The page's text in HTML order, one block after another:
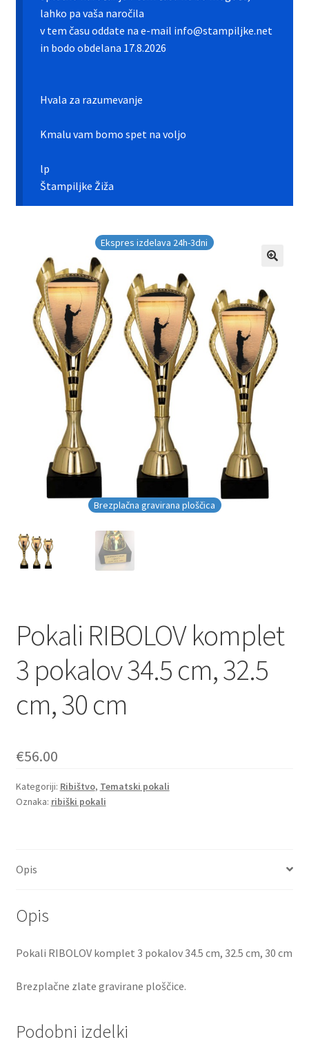
Galerija športnih vstavkov
Moj profil
Pokali.net Kontakt
Zaključek nakupa
lahko pa vaša naročila
v tem času oddate na e-mail info@stampiljke.net
in bodo obdelana 17.8.2026
Hvala za razumevanje
Kmalu vam bomo spet na voljo
lp
Štampiljke Žiža
Brezplačna gravirana ploščica
Ekspres izdelava 24h-3dni
Pokali RIBOLOV komplet
3 pokalov 34.5 cm, 32.5
cm, 30 cm
€56.00
Kategoriji: Ribištvo, Tematski pokali
Oznaka: ribiški pokali
Opis
Opis
Pokali RIBOLOV komplet 3 pokalov 34.5 cm, 32.5 cm, 30 cm
Brezplačne zlate gravirane ploščice.
Podobni izdelki